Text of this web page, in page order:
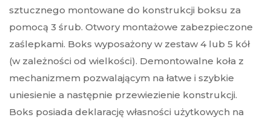
sztucznego montowane do konstrukcji boksu za
pomocą 3 śrub. Otwory montażowe zabezpieczone
zaślepkami. Boks wyposażony w zestaw 4 lub 5 kół
(w zależności od wielkości). Demontowalne koła z
mechanizmem pozwalającym na łatwe i szybkie
uniesienie a następnie przewiezienie konstrukcji.
Boks posiada deklarację własności użytkowych na